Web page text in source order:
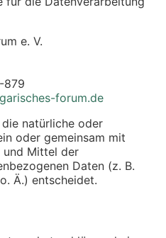
e. V.
879
forum.de
natürliche oder
oder gemeinsam mit
und Mittel der
Daten (z. B.
Ä.) entscheidet.